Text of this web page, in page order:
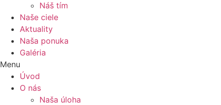
Náš tím
Naše ciele
Aktuality
Naša ponuka
Galéria
Menu
Úvod
O nás
Naša úloha